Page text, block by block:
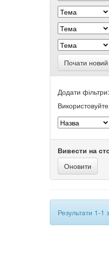
Почати
Додати фільтри:
Вивести на
Результати 1-1